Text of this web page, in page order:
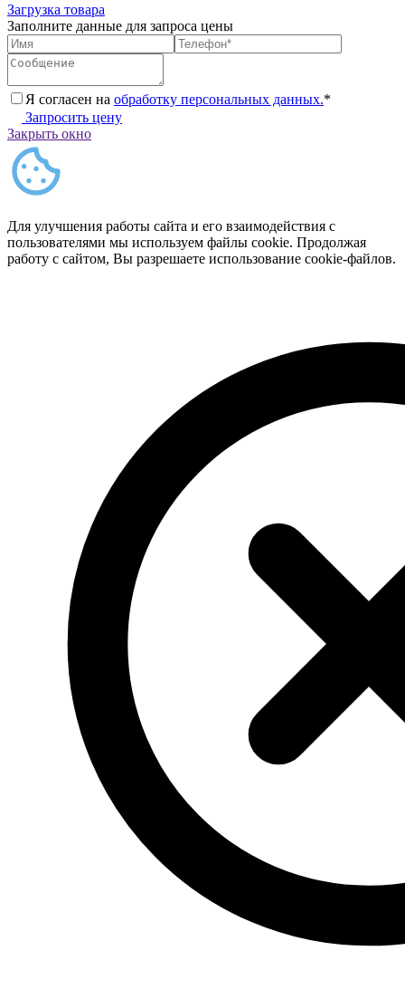
Загрузка товара
Заполните данные для запроса цены
Я согласен на обработку персональных данных.*
Запросить цену
Закрыть окно
Для улучшения работы сайта и его взаимодействия с
пользователями мы используем файлы cookie. Продолжая
работу с сайтом, Вы разрешаете использование cookie-файлов.